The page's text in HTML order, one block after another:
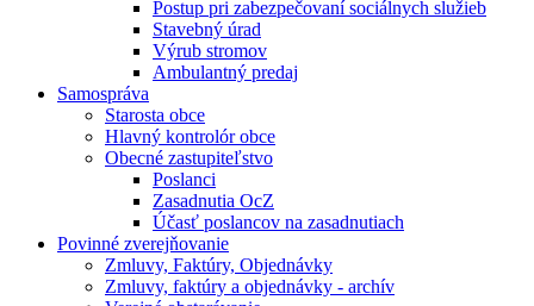
Postup pri zabezpečovaní sociálnych služieb
Stavebný úrad
Výrub stromov
Ambulantný predaj
Samospráva
Starosta obce
Hlavný kontrolór obce
Obecné zastupiteľstvo
Poslanci
Zasadnutia OcZ
Účasť poslancov na zasadnutiach
Povinné zverejňovanie
Zmluvy, Faktúry, Objednávky
Zmluvy, faktúry a objednávky - archív